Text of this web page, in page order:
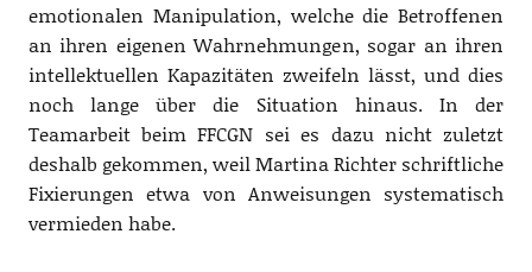
emotionalen Manipulation, welche die Betroffenen
an ihren eigenen Wahrnehmungen, sogar an ihren
intellektuellen Kapazitäten zweifeln lässt, und dies
noch lange über die Situation hinaus. In der
Teamarbeit beim FFCGN sei es dazu nicht zuletzt
deshalb gekommen, weil Martina Richter schriftliche
Fixierungen etwa von Anweisungen systematisch
vermieden habe.